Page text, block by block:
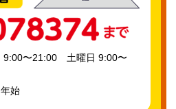
9:00〜21:00 土曜日 9:00〜
始